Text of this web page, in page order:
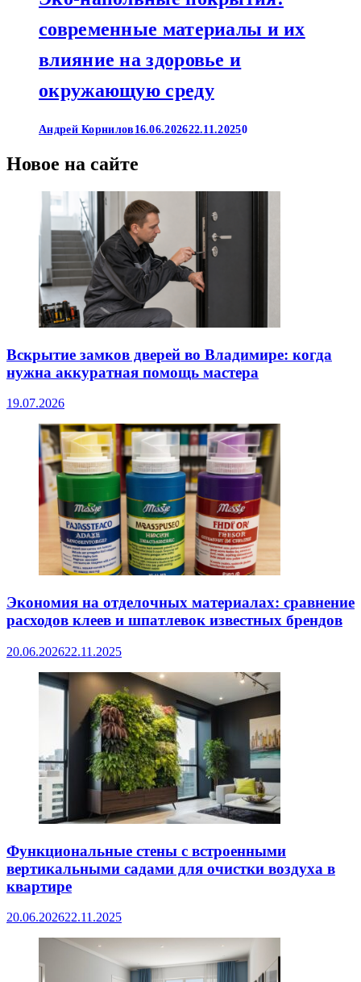
современные материалы и их
влияние на здоровье и
окружающую среду
Андрей Корнилов 16.06.202622.11.20250
Новое на сайте
Вскрытие замков дверей во Владимире: когда
нужна аккуратная помощь мастера
19.07.2026
Экономия на отделочных материалах: сравнение
расходов клеев и шпатлевок известных брендов
20.06.202622.11.2025
Функциональные стены с встроенными
вертикальными садами для очистки воздуха в
квартире
20.06.202622.11.2025